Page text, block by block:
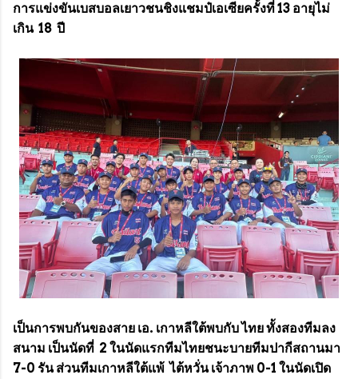
การแข่งขันเบสบอลเยาวชนชิงแชมป๋เอเซียครั้งที่ 13 อายุไม่
เกิน 18 ปี
เป็นการพบกันของสาย เอ. เกาหลีใต้พบกับ ไทย ทั้งสองทีมลง
สนาม เป็นนัดที่ 2 ในนัดแรกทีมไทยชนะบายทีมปากีสถานมา
7-0 รัน ส่วนทีมเกาหลีใต้แพ้ ไต้หวั่น เจ้าภาพ 0-1 ในนัดเปิด